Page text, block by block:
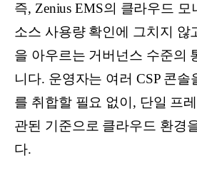
즉, Zenius EMS의 클라우드 모
소스 사용량 확인에 그치지 않
을 아우르는 거버넌스 수준의
니다. 운영자는 여러 CSP 콘솔
를 취합할 필요 없이, 단일 프
관된 기준으로 클라우드 환경
다.